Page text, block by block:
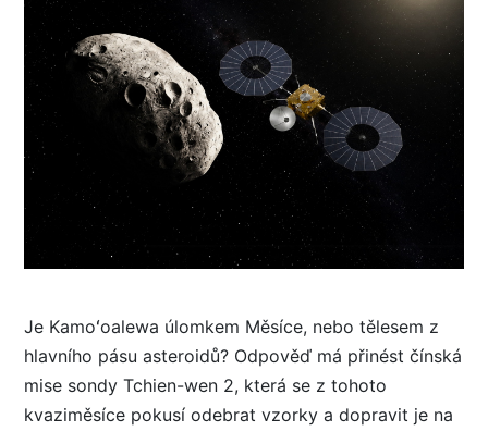
Je Kamoʻoalewa úlomkem Měsíce, nebo tělesem z
hlavního pásu asteroidů? Odpověď má přinést čínská
mise sondy Tchien-wen 2, která se z tohoto
kvaziměsíce pokusí odebrat vzorky a dopravit je na